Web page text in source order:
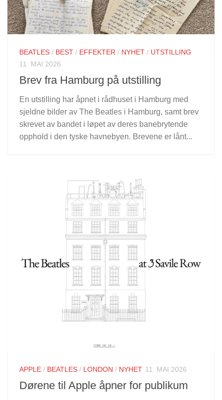
BEATLES / BEST / EFFEKTER / NYHET / UTSTILLING
11. MAI 2026
Brev fra Hamburg på utstilling
En utstilling har åpnet i rådhuset i Hamburg med
sjeldne bilder av The Beatles i Hamburg, samt brev
skrevet av bandet i løpet av deres banebrytende
opphold i den tyske havnebyen. Brevene er lånt...
APPLE / BEATLES / LONDON / NYHET 11. MAI 2026
Dørene til Apple åpner for publikum